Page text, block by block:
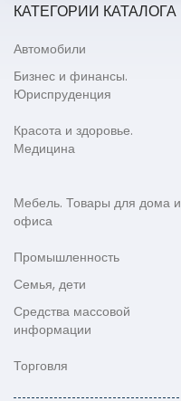
КАТЕГОРИИ КАТАЛОГА
Автомобили
Бизнес и финансы.
Юриспруденция
Красота и здоровье.
Медицина
Мебель. Товары для дома и
офиса
Промышленность
Семья, дети
Средства массовой
информации
Торговля